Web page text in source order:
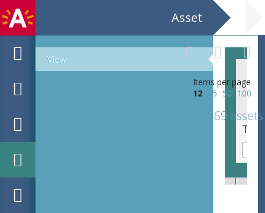
Asset
View
Items per page
12
25 50 100
569 assets